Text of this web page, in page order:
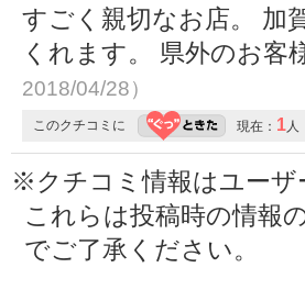
すごく親切なお店。 加
くれます。 県外のお
2018/04/28）
このクチコミに 現在： 1 人
※クチコミ情報はユーザ
これらは投稿時の情報
でご了承ください。